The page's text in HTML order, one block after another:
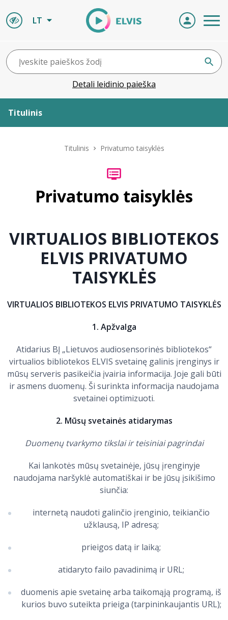
LT
Detali leidinio paieška
Titulinis
ELVIS atvyksta
Bibliotekoms
Titulinis Privatumo taisyklės
Privatumo taisyklės
VIRTUALIOS BIBLIOTEKOS
ELVIS PRIVATUMO
TAISYKLĖS
VIRTUALIOS BIBLIOTEKOS ELVIS PRIVATUMO TAISYKLĖS
1. Apžvalga
Atidarius BĮ „Lietuvos audiosensorinės bibliotekos“
virtualios bibliotekos ELVIS svetainę galinis įrenginys ir
mūsų serveris pasikeičia įvairia informacija. Joje gali būti
ir asmens duomenų. Ši surinkta informacija naudojama
svetainei optimizuoti.
2. Mūsų svetainės atidarymas
Duomenų tvarkymo tikslai ir teisiniai pagrindai
Kai lankotės mūsų svetainėje, jūsų įrenginyje
naudojama naršyklė automatiškai ir be jūsų įsikišimo
siunčia:
internetą naudoti galinčio įrenginio, teikiančio
užklausą, IP adresą;
prieigos datą ir laiką;
atidaryto failo pavadinimą ir URL;
duomenis apie svetainę arba taikomąją programą, iš
kurios buvo suteikta prieiga (tarpininkaujantis URL);